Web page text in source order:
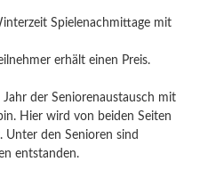
Spielenachmittage mit
erhält einen Preis.
der Seniorenaustausch mit
Hier wird von beiden Seiten
Unter den Senioren sind
entstanden.